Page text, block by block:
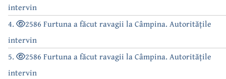
intervin
4.
2586 Furtuna a făcut ravagii la Câmpina. Autoritățile
intervin
5.
2586 Furtuna a făcut ravagii la Câmpina. Autoritățile
intervin